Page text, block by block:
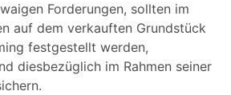
Forderungen, sollten im
auf dem verkauften Grundstück
festgestellt werden,
diesbezüglich im Rahmen seiner